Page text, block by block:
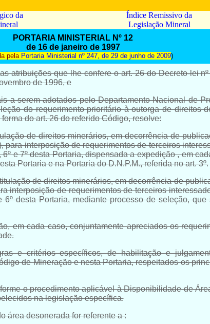
da
Índice Remissivo da
Legislação Mineral
PORTARIA MINISTERIAL Nº 12
de 16 de janeiro de 1997
pela Portaria Ministerial nº 247, de 29 de junho de 2009)
atribuições que lhe confere oart. 26 do Decreto-lei
de 1996, e
a serem adotados pelo Departamento Nacional de
do requerimento prioritário à outorga de direitos
forma doart. 26 do referido Código, resolve:
de direitos minerários, em decorrência de
interposição de requerimentos de terceiros
e 7º desta Portaria, dispensada a expedição , em
Portaria e na Portaria do D.N.P.M., referida no art. 3º.
de direitos minerários, em decorrência de
interposição de requerimentos de terceiros
6ºdesta Portaria, mediante processo de seleção,
em cada caso, conjuntamente apreciados os
e critérios específicos, de habilitação e
de Mineraçãoe nesta Portaria, respeitados os
o procedimento aplicável à Disponibilidade de
na legislação específica.
área desonerada for referente a :